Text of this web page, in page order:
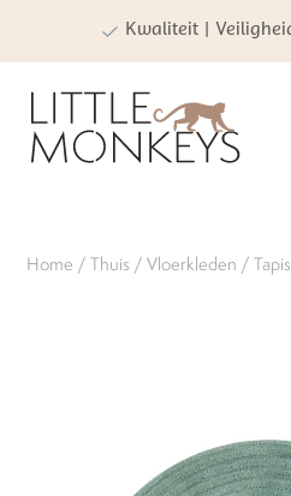
Kwaliteit |
Home /Thuis /Vloerkleden /